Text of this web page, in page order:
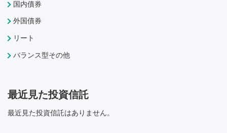
国内債券
外国債券
リート
バランス型その他
最近見た投資信託
最近見た投資信託はありません。